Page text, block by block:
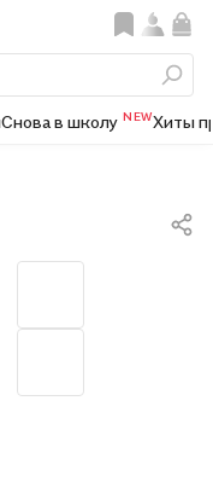
Снова в школу NEWХиты